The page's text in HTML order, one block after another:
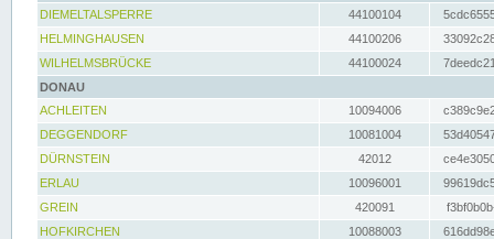
DIEMELTALSPERRE
44100104
HELMINGHAUSEN
44100206
WILHELMSBRÜCKE
44100024
DONAU
ACHLEITEN
10094006
DEGGENDORF
10081004
DÜRNSTEIN
42012
ERLAU
10096001
GREIN
420091
HOFKIRCHEN
10088003